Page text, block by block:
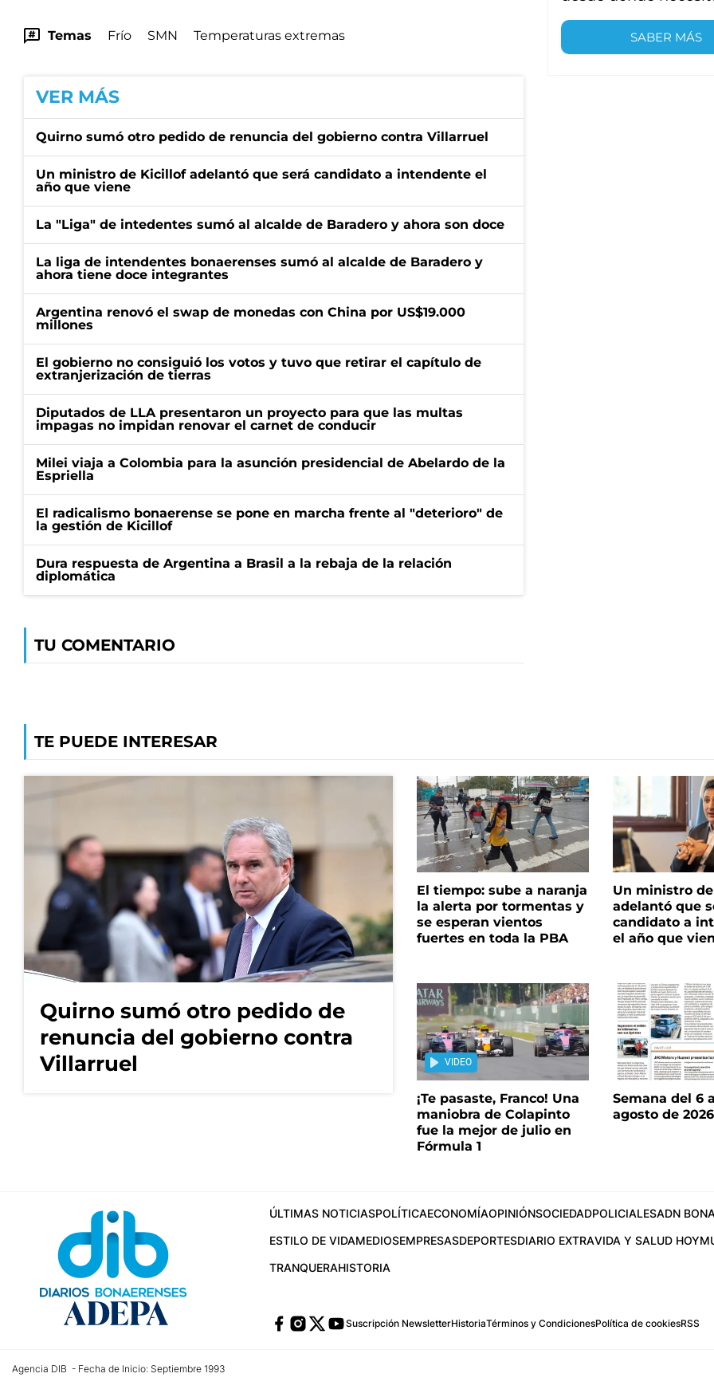
Temas Frío SMN Temperaturas extremas
VER MÁS
Quirno sumó otro pedido de renuncia del gobierno contra Villarruel
Un ministro de Kicillof adelantó que será candidato a intendente el
año que viene
La "Liga" de intedentes sumó al alcalde de Baradero y ahora son doce
La liga de intendentes bonaerenses sumó al alcalde de Baradero y
ahora tiene doce integrantes
Argentina renovó el swap de monedas con China por US$19.000
millones
El gobierno no consiguió los votos y tuvo que retirar el capítulo de
extranjerización de tierras
Diputados de LLA presentaron un proyecto para que las multas
impagas no impidan renovar el carnet de conducir
Milei viaja a Colombia para la asunción presidencial de Abelardo de la
Espriella
El radicalismo bonaerense se pone en marcha frente al "deterioro" de
la gestión de Kicillof
Dura respuesta de Argentina a Brasil a la rebaja de la relación
diplomática
TU COMENTARIO
SABER MÁS
TE PUEDE INTERESAR
Quirno sumó otro pedido de
renuncia del gobierno contra
Villarruel
El tiempo: sube a naranja
la alerta por tormentas y
se esperan vientos
fuertes en toda la PBA
Un ministro
adelantó que
candidato a
el año que
VIDEO
¡Te pasaste, Franco! Una
maniobra de Colapinto
fue la mejor de julio en
Fórmula 1
Semana del 6
agosto de 2026
ÚLTIMAS NOTICIASPOLÍTICAECONOMÍAOPINIÓNSOCIEDADPOLICIALESADN
ESTILO DE VIDAMEDIOSEMPRESASDEPORTESDIARIO EXTRAVIDA Y SALUD HOY
TRANQUERAHISTORIA
Suscripción NewsletterHistoriaTérminos y CondicionesPolítica de cookiesRSS
Agencia DIB - Fecha de Inicio: Septiembre 1993